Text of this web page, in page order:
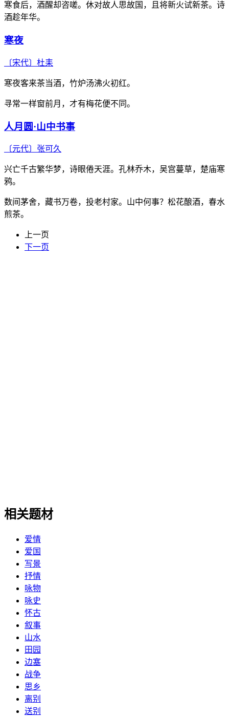
寒食后，酒醒却咨嗟。休对故人思故国，且将新火试新茶。诗
酒趁年华。
寒夜
〔宋代〕 杜耒
寒夜客来茶当酒，竹炉汤沸火初红。
寻常一样窗前月，才有梅花便不同。
人月圆·山中书事
〔元代〕 张可久
兴亡千古繁华梦，诗眼倦天涯。孔林乔木，吴宫蔓草，楚庙寒
鸦。
数间茅舍，藏书万卷，投老村家。山中何事？松花酿酒，春水
煎茶。
上一页
下一页
相关题材
爱情
爱国
写景
抒情
咏物
咏史
怀古
叙事
山水
田园
边塞
战争
思乡
离别
送别